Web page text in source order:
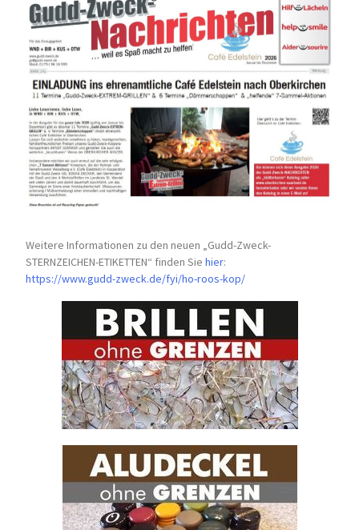
Weitere Informationen zu den neuen „Gudd-Zweck-
STERNZEICHEN-ETIKETTEN“ finden Siehier:
https://www.gudd-zweck.de/fyi/ho-roos-kop/